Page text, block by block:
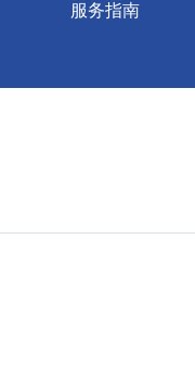
服务指南